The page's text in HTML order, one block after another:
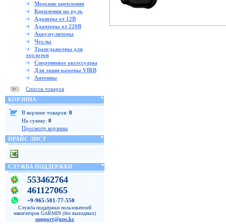
Морские крепления
Крепления на руль
Адаперы от 12В
Адаптеры от 220В
Аккумуляторы
Чехлы
Трансдьюсеры для
эхолотов
Спортивные аксессуары
Для экшн-камеры VIRB
Антенны
Список товаров
КОРЗИНА
В корзине товаров: 0
На сумму: 0
Просмотр корзины
ПРАЙС ЛИСТ
СЛУЖБА ПОДДЕРЖКИ
553462764
461127065
+9-965-501-77-550
Служба поддержки пользователей
навигаторов GARMIN (без выходных)
support@gps.kz